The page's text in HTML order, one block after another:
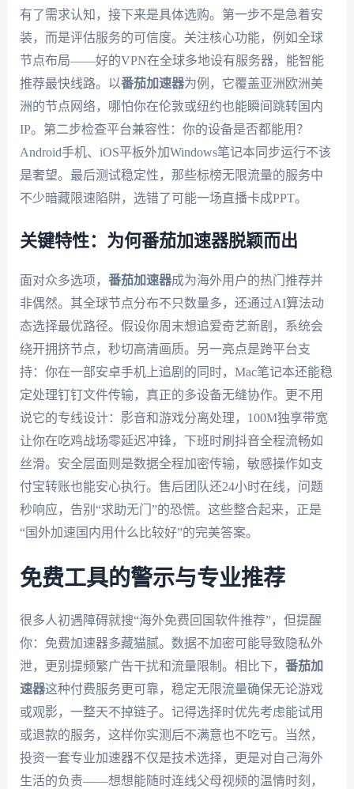
有了需求认知，接下来是具体选购。第一步不是急着安
装，而是评估服务的可信度。关注核心功能，例如全球
节点布局——好的VPN在全球多地设有服务器，能智能
推荐最快线路。以番茄加速器为例，它覆盖亚洲欧洲美
洲的节点网络，哪怕你在伦敦或纽约也能瞬间跳转国内
IP。第二步检查平台兼容性：你的设备是否都能用？
Android手机、iOS平板外加Windows笔记本同步运行不该
是奢望。最后测试稳定性，那些标榜无限流量的服务中
不少暗藏限速陷阱，选错了可能一场直播卡成PPT。
关键特性：为何番茄加速器脱颖而出
面对众多选项， 番茄加速器成为海外用户的热门推荐并
非偶然。其全球节点分布不只数量多，还通过AI算法动
态选择最优路径。假设你周末想追爱奇艺新剧，系统会
绕开拥挤节点，秒切高清画质。另一亮点是跨平台支
持：你在一部安卓手机上追剧的同时，Mac笔记本还能稳
定处理钉钉文件传输，真正的多设备无缝协作。更不用
说它的专线设计：影音和游戏分离处理，100M独享带宽
让你在吃鸡战场零延迟冲锋，下班时刷抖音全程流畅如
丝滑。安全层面则是数据全程加密传输，敏感操作如支
付宝转账也能安心执行。售后团队还24小时在线，问题
秒响应，告别“求助无门”的恐慌。这些整合起来，正是
“国外加速国内用什么比较好”的完美答案。
免费工具的警示与专业推荐
很多人初遇障碍就搜“海外免费回国软件推荐”，但提醒
你：免费加速器多藏猫腻。数据不加密可能导致隐私外
泄，更别提频繁广告干扰和流量限制。相比下， 番茄加
速器这种付费服务更可靠，稳定无限流量确保无论游戏
或观影，一整天不掉链子。记得选择时优先考虑能试用
或退款的服务，这样你实测后不满意也不吃亏。当然，
投资一套专业加速器不仅是技术选择，更是对自己海外
生活的负责——想想能随时连线父母视频的温情时刻，